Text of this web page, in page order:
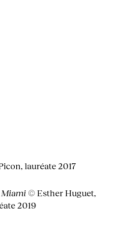
lauréate 2017
Miami © Esther Huguet,
2019